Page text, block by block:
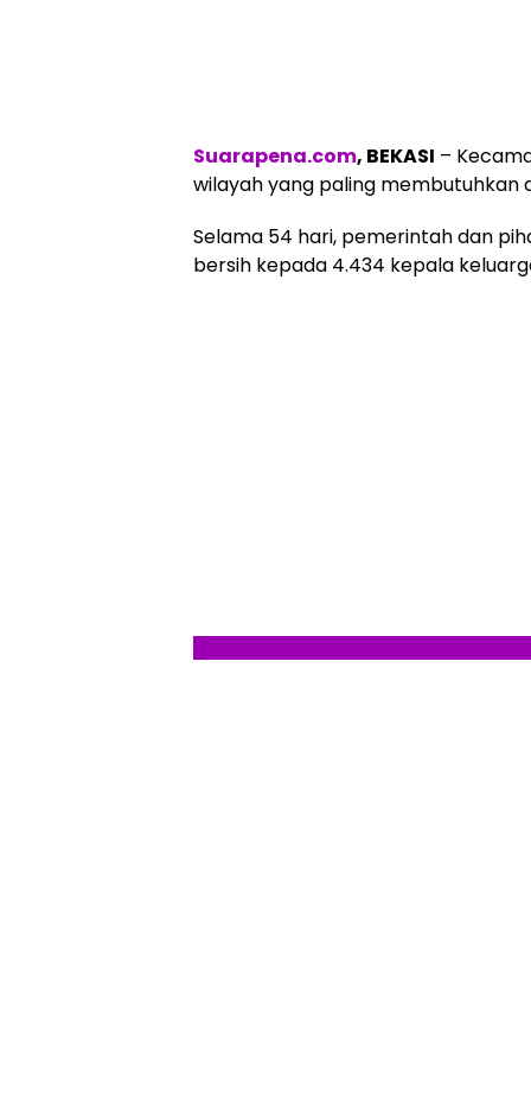
Suarapena.com, BEKASI –
wilayah yang paling membutuhkan
Selama 54 hari, pemerintah dan
bersih kepada 4.434 kepala